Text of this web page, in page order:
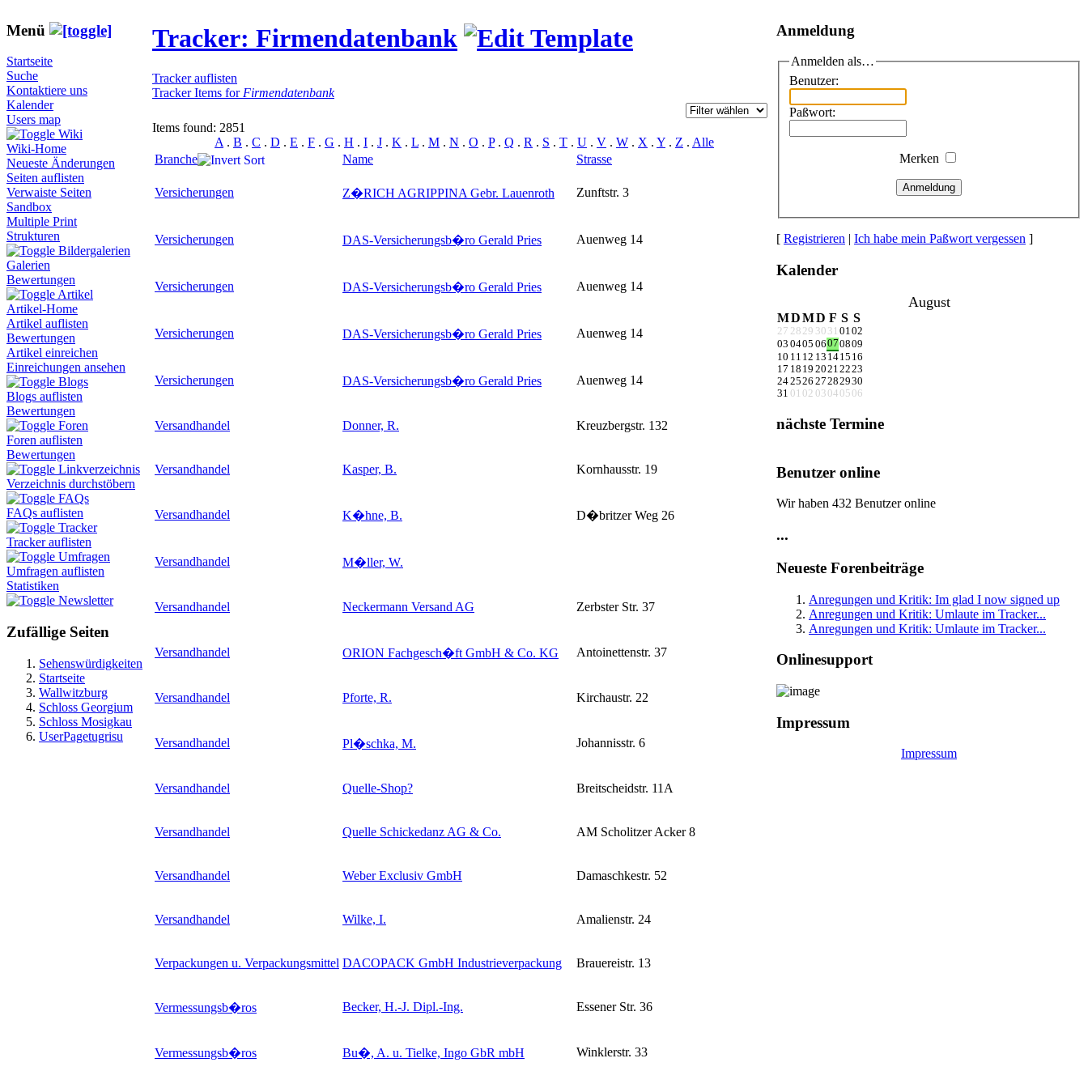
Menü
Startseite
Suche
Kontaktiere uns
Kalender
Users map
Wiki
Wiki-Home
Neueste Änderungen
Seiten auflisten
Verwaiste Seiten
Sandbox
Multiple Print
Strukturen
Bildergalerien
Galerien
Bewertungen
Artikel
Artikel-Home
Artikel auflisten
Bewertungen
Artikel einreichen
Einreichungen ansehen
Blogs
Blogs auflisten
Bewertungen
Foren
Foren auflisten
Bewertungen
Linkverzeichnis
Verzeichnis durchstöbern
FAQs
FAQs auflisten
Tracker
Tracker auflisten
Umfragen
Umfragen auflisten
Statistiken
Newsletter
Zufällige Seiten
Sehenswürdigkeiten
Startseite
Wallwitzburg
Schloss Georgium
Schloss Mosigkau
UserPagetugrisu
Tracker: Firmendatenbank
Tracker auflisten
Tracker Items for Firmendatenbank
Items found: 2851
A . B . C . D . E . F . G . H . I . J . K . L . M . N . O . P. Q . R . S . T . U . V . W . X . Y . Z . Alle
Branche
Name Strasse
Versicherungen Z�RICH AGRIPPINA Gebr. Lauenroth Zunftstr. 3
Versicherungen DAS-Versicherungsb�ro Gerald Pries Auenweg 14
Versicherungen DAS-Versicherungsb�ro Gerald Pries Auenweg 14
Versicherungen DAS-Versicherungsb�ro Gerald Pries Auenweg 14
Versicherungen DAS-Versicherungsb�ro Gerald Pries Auenweg 14
Versandhandel Donner, R. Kreuzbergstr. 132
Versandhandel Kasper, B. Kornhausstr. 19
Versandhandel K�hne, B. D�britzer Weg 26
Versandhandel M�ller, W.
Versandhandel Neckermann Versand AG Zerbster Str. 37
Versandhandel ORION Fachgesch�ft GmbH & Co. KG Antoinettenstr. 37
Versandhandel Pforte, R. Kirchaustr. 22
Versandhandel Pl�schka, M. Johannisstr. 6
Versandhandel Quelle-Shop? Breitscheidstr. 11A
Versandhandel Quelle Schickedanz AG & Co. AM Scholitzer Acker 8
Versandhandel Weber Exclusiv GmbH Damaschkestr. 52
Versandhandel Wilke, I. Amalienstr. 24
Verpackungen u. Verpackungsmittel DACOPACK GmbH Industrieverpackung Brauereistr. 13
Vermessungsb�ros Becker, H.-J. Dipl.-Ing. Essener Str. 36
Vermessungsb�ros Bu�, A. u. Tielke, Ingo GbR mbH Winklerstr. 33
Anmeldung
Anmelden als…
Benutzer:
Paßwort:
Merken
Anmeldung
[ Registrieren | Ich habe mein Paßwort vergessen ]
Kalender
August
MDMD F S S
27 28 29 30 31 0102
03 0405 06070809
10 11 12 13 1415 16
17 18 19 20212223
242526 27282930
31 01 02 03 04 05 06
nächste Termine
Benutzer online
Wir haben 432 Benutzer online
...
Neueste Forenbeiträge
Anregungen und Kritik: Im glad I now signed up
Anregungen und Kritik: Umlaute im Tracker...
Anregungen und Kritik: Umlaute im Tracker...
Onlinesupport
Impressum
Impressum